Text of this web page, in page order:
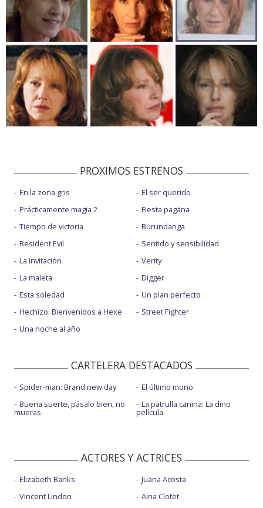
PROXIMOS ESTRENOS
En la zona gris
Prácticamente magia 2
Tiempo de victoria
Resident Evil
La invitación
La maleta
Esta soledad
Hechizo: Bienvenidos a Hexe
Una noche al año
El ser querido
Fiesta pagäna
Burundanga
Sentido y sensibilidad
Verity
Digger
Un plan perfecto
Street Fighter
CARTELERA DESTACADOS
Spider-man: Brand new day
Buena suerte, pásalo bien, no
mueras
El último mono
La patrulla canina: La dino
película
ACTORES Y ACTRICES
Elizabeth Banks
Vincent Lindon
Juana Acosta
Aina Clotet